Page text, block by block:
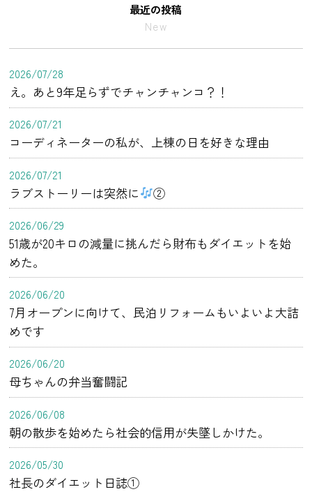
最近の投稿
New
2026/07/28
え。あと9年足らずでチャンチャンコ？！
2026/07/21
コーディネーターの私が、上棟の日を好きな理由
2026/07/21
ラブストーリーは突然に ②
2026/06/29
51歳が20キロの減量に挑んだら財布もダイエットを始
めた。
2026/06/20
7月オープンに向けて、民泊リフォームもいよいよ大詰
めです
2026/06/20
母ちゃんの弁当奮闘記
2026/06/08
朝の散歩を始めたら社会的信用が失墜しかけた。
2026/05/30
社長のダイエット日誌①